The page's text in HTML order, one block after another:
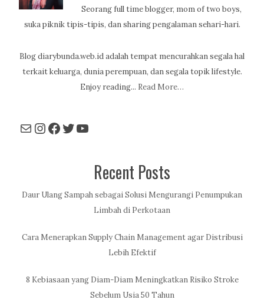
Seorang full time blogger, mom of two boys,
suka piknik tipis-tipis, dan sharing pengalaman sehari-hari.
Blog diarybunda.web.id adalah tempat mencurahkan segala hal
terkait keluarga, dunia perempuan, dan segala topik lifestyle.
Enjoy reading... Read More…
MailInstagram
Facebook
Twitter
YouTube
Recent Posts
Daur Ulang Sampah sebagai Solusi Mengurangi Penumpukan
Limbah di Perkotaan
Cara Menerapkan Supply Chain Management agar Distribusi
Lebih Efektif
8 Kebiasaan yang Diam-Diam Meningkatkan Risiko Stroke
Sebelum Usia 50 Tahun